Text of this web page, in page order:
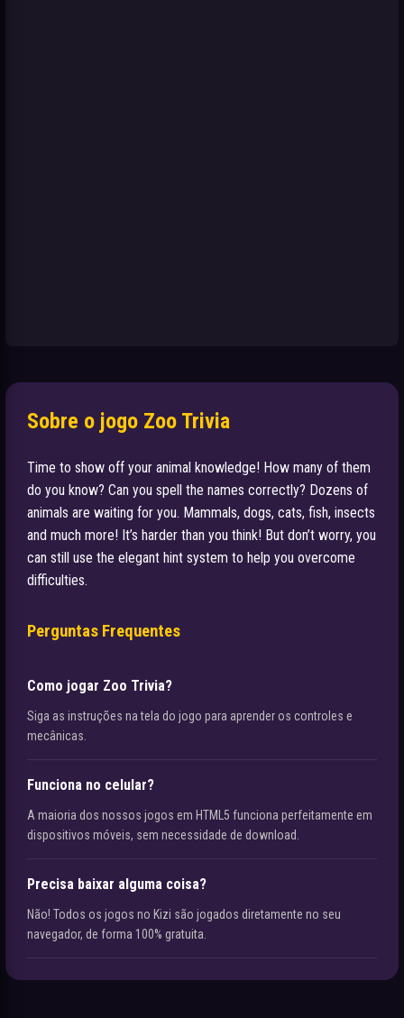
Sobre o jogo Zoo Trivia
Time to show off your animal knowledge! How many of them
do you know? Can you spell the names correctly? Dozens of
animals are waiting for you. Mammals, dogs, cats, fish, insects
and much more! It’s harder than you think! But don’t worry, you
can still use the elegant hint system to help you overcome
difficulties.
Perguntas Frequentes
Como jogar Zoo Trivia?
Siga as instruções na tela do jogo para aprender os controles e
mecânicas.
Funciona no celular?
A maioria dos nossos jogos em HTML5 funciona perfeitamente em
dispositivos móveis, sem necessidade de download.
Precisa baixar alguma coisa?
Não! Todos os jogos no Kizi são jogados diretamente no seu
navegador, de forma 100% gratuita.